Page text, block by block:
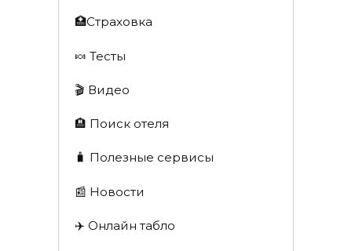
🏥Страховка
🍬 Тесты
🎬 Видео
🏨 Поиск отеля
🧳 Полезные сервисы
📰 Новости
✈️ Онлайн табло